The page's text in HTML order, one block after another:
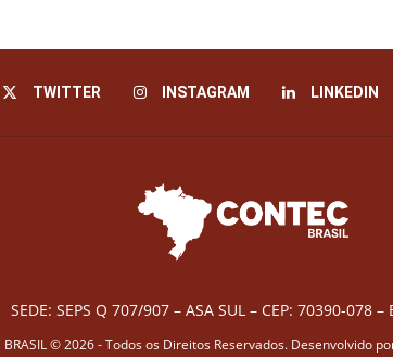
TWITTER INSTAGRAM LINKEDIN
SEDE: SEPS Q 707/907 – ASA SUL – CEP: 70390-078 –
BRASIL © 2026 - Todos os Direitos Reservados. Desenvolvido